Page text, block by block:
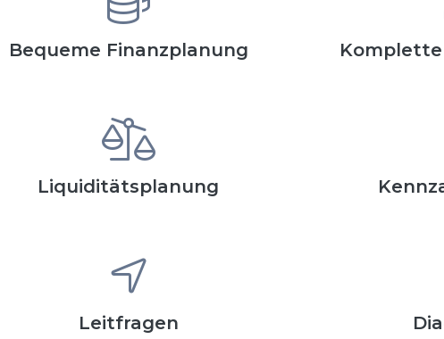
Bequeme Finanzplanung
Liquiditätsplanung
Leitfragen